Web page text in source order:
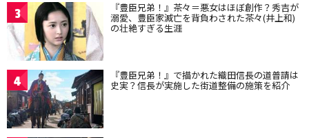
3 『豊臣兄弟！』茶々＝悪女はほぼ創作？秀吉が
溺愛、豊臣家滅亡を背負わされた茶々(井上和)
の壮絶すぎる生涯
4 『豊臣兄弟！』で描かれた織田信長の道普請は
史実？信長が実施した街道整備の施策を紹介